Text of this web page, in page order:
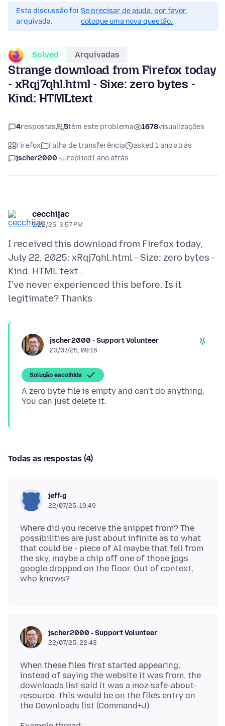
Esta discussão foi
arquivada.
Se precisar de ajuda, por favor,
coloque uma nova questão.
Solved Arquivadas
Strange download from Firefox today
- xRqj7qhl.html - Sixe: zero bytes -
Kind: HTMLtext
4respostas 5têm este problema 1678visualizações
Firefox Falha de transferência
asked 1 ano atrás
jscher2000 -...replied1 ano atrás
cecchijac
7/22/25, 3:57 PM
I received this download from Firefox today,
July 22, 2025: xRqj7qhl.html - Size: zero bytes -
Kind: HTML text .
I've never experienced this before. Is it
jscher2000 - Support Volunteer
23/07/25, 09:16
Solução escolhida
A zero byte file is empty and can't do anything.
Todas as respostas (4)
jeff-g
22/07/25, 19:49
Where did you receive the snippet from? The
possibilities are just about infinite as to what
that could be - piece of AI maybe that fell from
the sky, maybe a chip off one of those jpgs
google dropped on the floor. Out of context,
jscher2000 - Support Volunteer
22/07/25, 22:43
When these files first started appearing,
instead of saying the website it was from, the
downloads list said it was a moz-safe-about-
resource. This would be on the file's entry on